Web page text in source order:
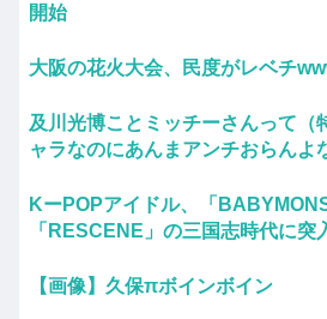
開始
大阪の花火大会、民度がレベチ
及川光博ことミッチーさんって（
ャラなのにあんまアンチおらんよ
KーPOPアイドル、「
「RESCENE」の三国志時代に突
【画像】久保πボインボイン